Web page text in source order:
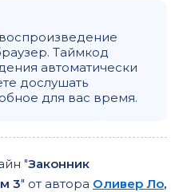
Таймкод
автоматически
дослушать
для вас время.
"Законник
3" от автора Оливер Ло,